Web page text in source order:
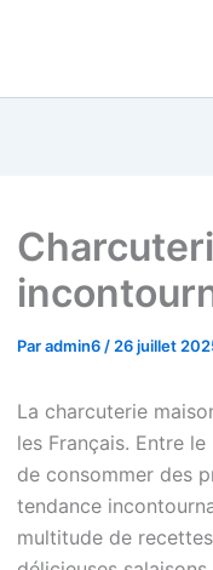
Paradmin6 / 26 juillet
La charcuterie
les Français. Entre
de consommer des
tendance
multitude de